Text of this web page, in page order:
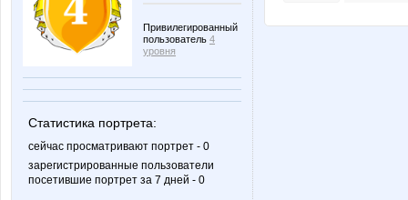
Привилегированный
пользователь 4
уровня
Статистика портрета:
сейчас просматривают портрет - 0
зарегистрированные пользователи
посетившие портрет за 7 дней - 0